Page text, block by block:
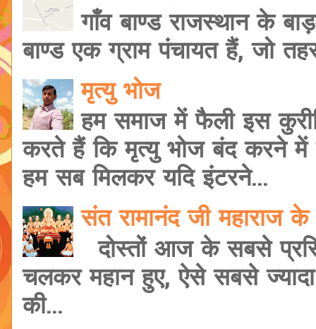
गाँव बाण्ड राजस्थान के
बाण्ड एक ग्राम पंचायत हैं, जो
मृत्यु भोज
हम समाज में फैली इस
करते हैं कि मृत्यु भोज बंद करने में
हम सब मिलकर यदि इंटरने...
संत रामानंद जी महाराज के
दोस्तों आज के सबसे
चलकर महान हुए, ऐसे सबसे
की...